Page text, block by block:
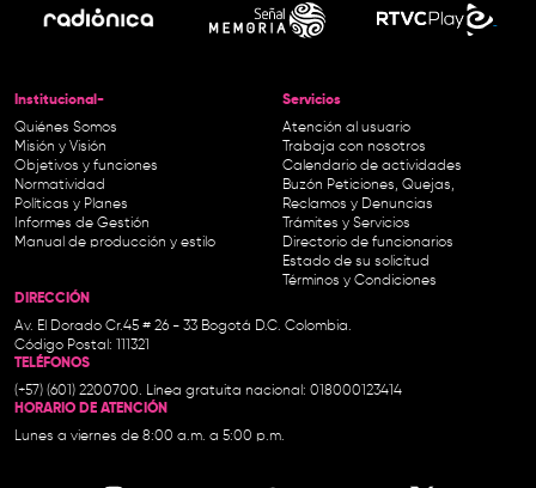
Institucional-
Quiénes Somos
Misión y Visión
Objetivos y funciones
Normatividad
Políticas y Planes
Informes de Gestión
Manual de producción y estilo
Servicios
Atención al usuario
Trabaja con nosotros
Calendario de actividades
Buzón Peticiones, Quejas,
Reclamos y Denuncias
Trámites y Servicios
Directorio de funcionarios
Estado de su solicitud
Términos y Condiciones
DIRECCIÓN
Av. El Dorado Cr.45 # 26 - 33 Bogotá D.C. Colombia.
Código Postal: 111321
TELÉFONOS
(+57) (601) 2200700. Línea gratuita nacional: 018000123414
HORARIO DE ATENCIÓN
Lunes a viernes de 8:00 a.m. a 5:00 p.m.